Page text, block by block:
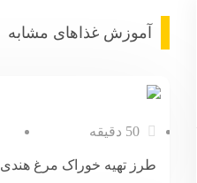
آموزش غذا‌های مشابه
طرز تهیه خوراک مرغ هندی